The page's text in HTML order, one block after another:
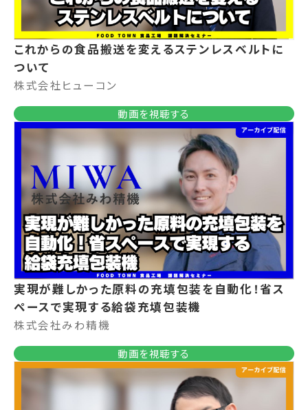
これからの食品搬送を変えるステンレスベルトに
ついて
株式会社ヒューコン
動画を視聴する
実現が難しかった原料の充填包装を自動化！省ス
ペースで実現する給袋充填包装機
株式会社みわ精機
動画を視聴する